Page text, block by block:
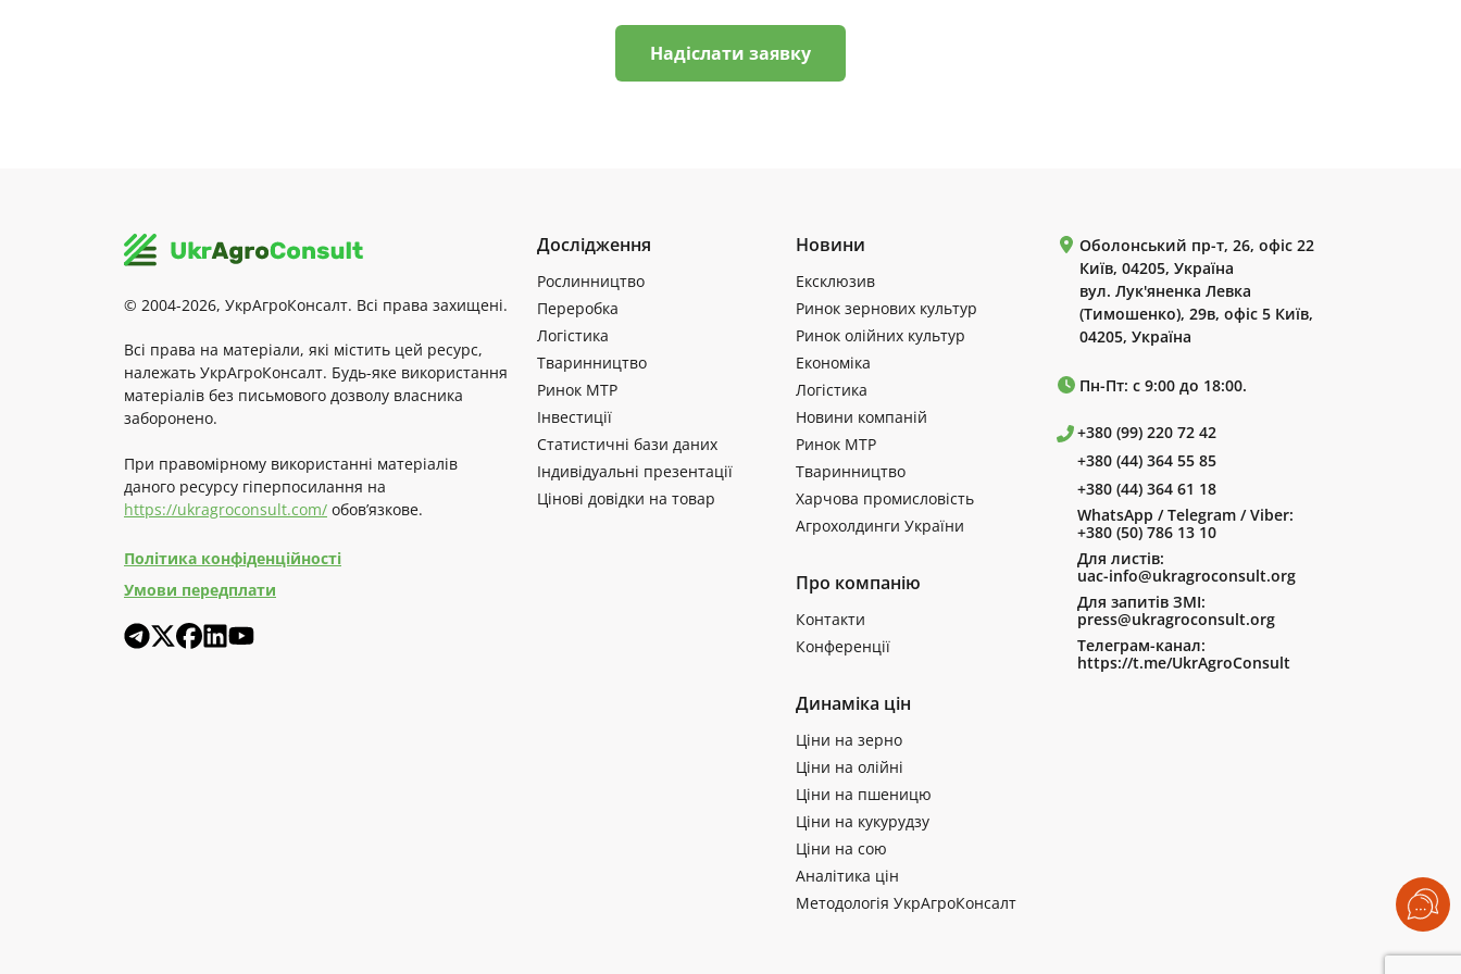
Надіслати заявку
© 2004-2026, УкрАгроКонсалт. Всі права захищені.
Всі права на матеріали, які містить цей ресурс,
належать УкрАгроКонсалт. Будь-яке використання
матеріалів без письмового дозволу власника
заборонено.
При правомірному використанні матеріалів
даного ресурсу гіперпосилання на
https://ukragroconsult.com/ обов’язкове.
Політика конфіденційності
Умови передплати
Дослідження
Рослинництво
Переробка
Логістика
Тваринництво
Ринок МТР
Інвестиції
Статистичні бази даних
Індивідуальні презентації
Цінові довідки на товар
Новини
Ексклюзив
Ринок зернових культур
Ринок олійних культур
Економіка
Логістика
Новини компаній
Ринок МТР
Тваринництво
Харчова промисловість
Агрохолдинги України
Про компанію
Контакти
Конференції
Динаміка цін
Ціни на зерно
Ціни на олійні
Ціни на пшеницю
Ціни на кукурудзу
Ціни на сою
Аналітика цін
Методологія УкрАгроКонсалт
Оболонський пр-т, 26, офіс 22
Київ, 04205, Україна
вул. Лук'яненка Левка
(Тимошенко), 29в, офіс 5 Київ,
04205, Україна
Пн-Пт: с 9:00 до 18:00.
+380 (99) 220 72 42
+380 (44) 364 55 85
+380 (44) 364 61 18
WhatsApp / Telegram / Viber:
+380 (50) 786 13 10
Для листів:
uac-info@ukragroconsult.org
Для запитів ЗМІ:
press@ukragroconsult.org
Телеграм-канал:
https://t.me/UkrAgroConsult